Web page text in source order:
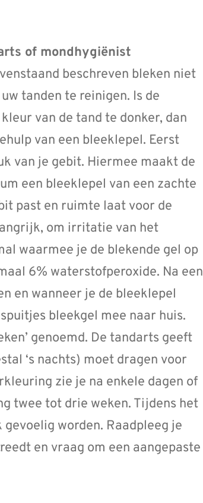
of mondhygiënist
beschreven bleken niet
tanden te reinigen. Is de
van de tand te donker, dan
van een bleeklepel. Eerst
van je gebit. Hiermee maakt de
een bleeklepel van een zachte
past en ruimte laat voor de
om irritatie van het
waarmee je de blekende gel op
6% waterstofperoxide. Na een
en wanneer je de bleeklepel
bleekgel mee naar huis.
genoemd. De tandarts geeft
‘s nachts) moet dragen voor
zie je na enkele dagen of
twee tot drie weken. Tijdens het
worden. Raadpleeg je
en vraag om een aangepaste